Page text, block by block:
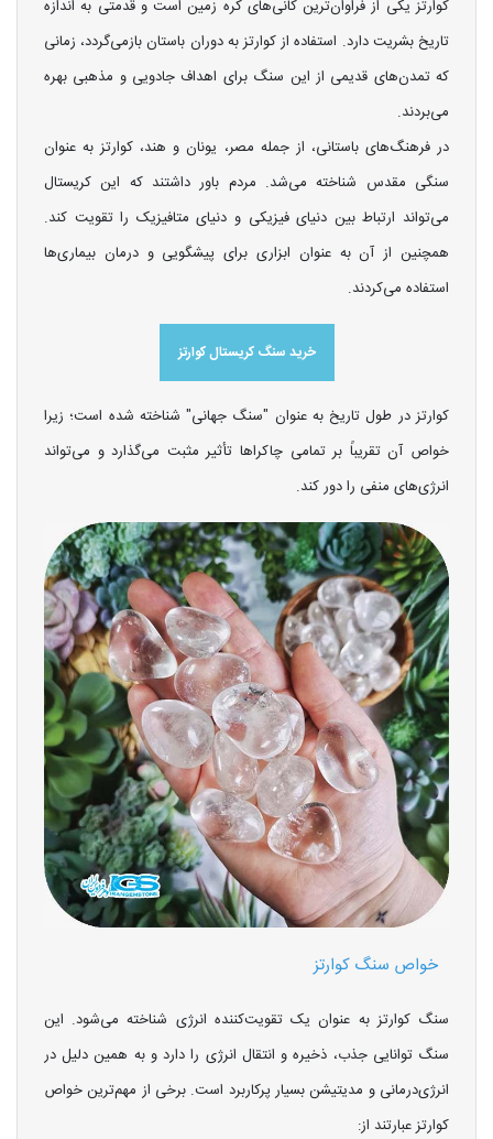
کوارتز یکی از فراوان‌ترین کانی‌های کره زمین است و قدمتی به اندازه
تاریخ بشریت دارد. استفاده از کوارتز به دوران باستان بازمی‌گردد، زمانی
که تمدن‌های قدیمی از این سنگ برای اهداف جادویی و مذهبی بهره
می‌بردند.
در فرهنگ‌های باستانی، از جمله مصر، یونان و هند، کوارتز به عنوان
سنگی مقدس شناخته می‌شد. مردم باور داشتند که این کریستال
می‌تواند ارتباط بین دنیای فیزیکی و دنیای متافیزیک را تقویت کند.
همچنین از آن به عنوان ابزاری برای پیشگویی و درمان بیماری‌ها
استفاده می‌کردند.
خرید سنگ کریستال کوارتز
کوارتز در طول تاریخ به عنوان "سنگ جهانی" شناخته شده است؛ زیرا
خواص آن تقریباً بر تمامی چاکراها تأثیر مثبت می‌گذارد و می‌تواند
انرژی‌های منفی را دور کند.
خواص سنگ کوارتز
سنگ کوارتز به عنوان یک تقویت‌کننده انرژی شناخته می‌شود. این
سنگ توانایی جذب، ذخیره و انتقال انرژی را دارد و به همین دلیل در
انرژی‌درمانی و مدیتیشن بسیار پرکاربرد است. برخی از مهم‌ترین خواص
کوارتز عبارتند از: